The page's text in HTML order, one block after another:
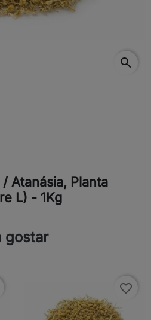
search
Atanásia, Planta
L) - 1Kg
gostar
favorite_border